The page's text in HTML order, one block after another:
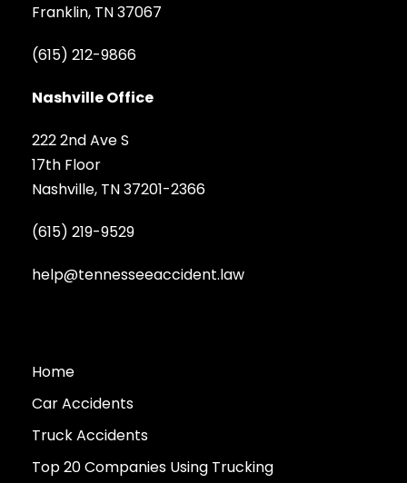
Franklin, TN 37067
(615) 212-9866
Nashville Office
222 2nd Ave S
17th Floor
Nashville, TN 37201-2366
(615) 219-9529
help@tennesseeaccident.law
Home
Car Accidents
Truck Accidents
Top 20 Companies Using Trucking